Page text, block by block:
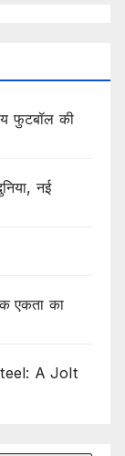
फुटबॉल की
नई
एकता का
A Jolt